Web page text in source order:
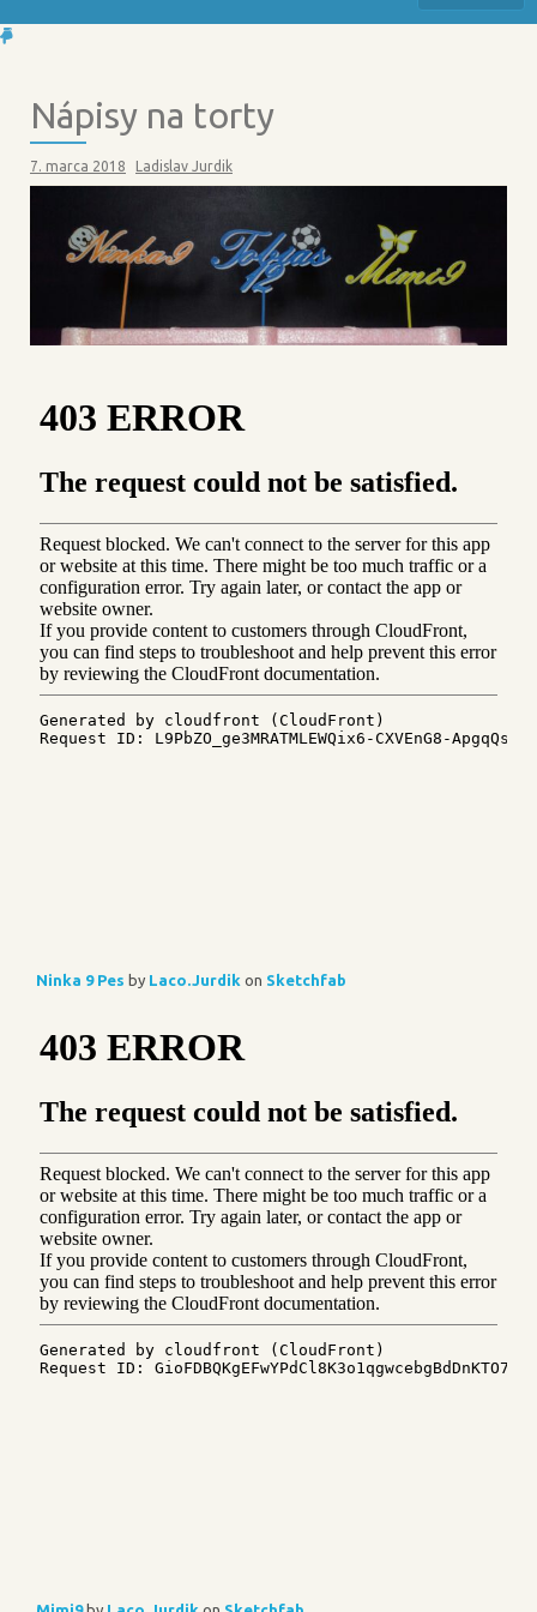
Nápisy na torty
7. marca 2018 Ladislav Jurdik
Ninka 9 Pes by Laco.Jurdik on Sketchfab